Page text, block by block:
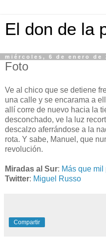
El don de la
miércoles, 6 de enero de
Foto
Ve al chico que se detiene
una calle y se encarama a
allí corre de nuevo hacia la
desconchado, ve la luz
descalzo aferrándose a la
rota. Y sabe, Manuel, que
revolución.
Miradas al Sur: Más que
Twitter: Miguel Russo
Compartir